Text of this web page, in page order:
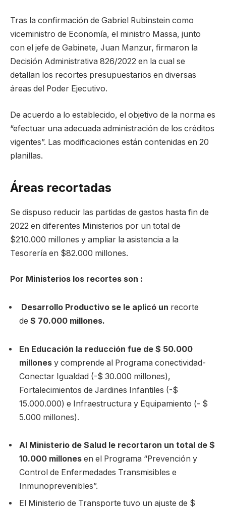
Tras la confirmación de Gabriel Rubinstein como
viceministro de Economía, el ministro Massa, junto
con el jefe de Gabinete, Juan Manzur, firmaron la
Decisión Administrativa 826/2022 en la cual se
detallan los recortes presupuestarios en diversas
áreas del Poder Ejecutivo.
De acuerdo a lo establecido, el objetivo de la norma es
“efectuar una adecuada administración de los créditos
vigentes”. Las modificaciones están contenidas en 20
planillas.
Áreas recortadas
Se dispuso reducir las partidas de gastos hasta fin de
2022 en diferentes Ministerios por un total de
$210.000 millones y ampliar la asistencia a la
Tesorería en $82.000 millones.
Por Ministerios los recortes son :
Desarrollo Productivo se le aplicó un recorte
de $ 70.000 millones.
En Educación la reducción fue de $ 50.000
millones y comprende al Programa conectividad-
Conectar Igualdad (-$ 30.000 millones),
Fortalecimientos de Jardines Infantiles (-$
15.000.000) e Infraestructura y Equipamiento (- $
5.000 millones).
Al Ministerio de Salud le recortaron un total de $
10.000 millones en el Programa “Prevención y
Control de Enfermedades Transmisibles e
Inmunoprevenibles”.
El Ministerio de Transporte tuvo un ajuste de $